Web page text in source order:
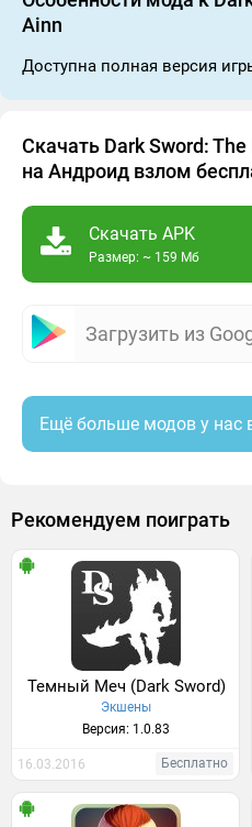
Ainn
Доступна полная версия
Скачать Dark Sword:
на Андроид взлом
Скачать APK
Размер: ~ 159 Мб
Загрузить из
Ещё больше модов у нас
Рекомендуем поиграть
Темный Меч (Dark Sword)
Экшены
Версия: 1.0.83
16.03.2016 Бесплатно